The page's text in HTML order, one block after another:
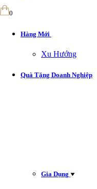
0
Hàng Mới
Xu Hướng
Quà Tặng Doanh Nghiệp
Gia Dụng